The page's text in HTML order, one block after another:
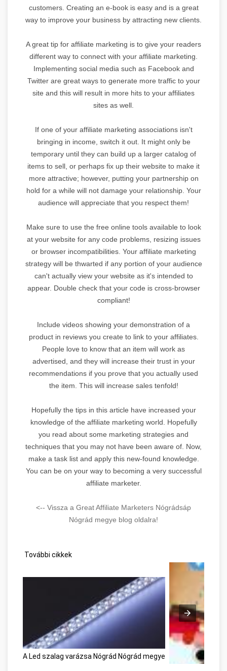
customers. Creating an e-book is easy and is a great
way to improve your business by attracting new clients.
A great tip for affiliate marketing is to give your readers
different way to connect with your affiliate marketing.
Implementing social media such as Facebook and
Twitter are great ways to generate more traffic to your
site and this will result in more hits to your affiliates
sites as well.
If one of your affiliate marketing associations isn't
bringing in income, switch it out. It might only be
temporary until they can build up a larger catalog of
items to sell, or perhaps fix up their website to make it
more attractive; however, putting your partnership on
hold for a while will not damage your relationship. Your
audience will appreciate that you respect them!
Make sure to use the free online tools available to look
at your website for any code problems, resizing issues
or browser incompatibilities. Your affiliate marketing
strategy will be thwarted if any portion of your audience
can't actually view your website as it's intended to
appear. Double check that your code is cross-browser
compliant!
Include videos showing your demonstration of a
product in reviews you create to link to your affiliates.
People love to know that an item will work as
advertised, and they will increase their trust in your
recommendations if you prove that you actually used
the item. This will increase sales tenfold!
Hopefully the tips in this article have increased your
knowledge of the affiliate marketing world. Hopefully
you read about some marketing strategies and
techniques that you may not have been aware of. Now,
make a task list and apply this new-found knowledge.
You can be on your way to becoming a very successful
affiliate marketer.
<-- Vissza a Great Affiliate Marketers Nógrádsáp
Nógrád megye blog oldalra!
További cikkek
A Led szalag varázsa Nógrád Nógrád megye